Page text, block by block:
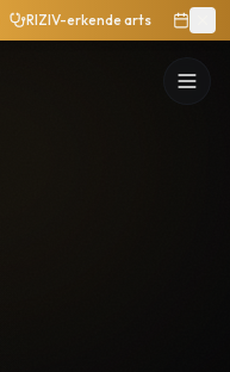
RIZIV-erkende arts